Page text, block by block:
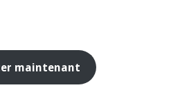
maintenant